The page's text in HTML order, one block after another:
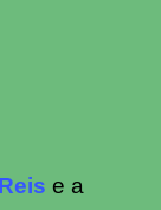
e a